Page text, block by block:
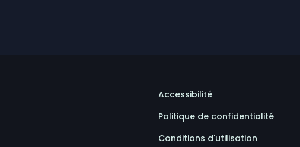
Accessibilité
Politique de confidentialité
Conditions d'utilisation